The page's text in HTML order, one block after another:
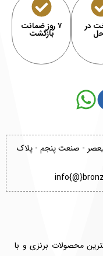
در ۷ روز ضمانت
بازگشت
- صنعت پنجم - پلاک
محصولات برنزی و با